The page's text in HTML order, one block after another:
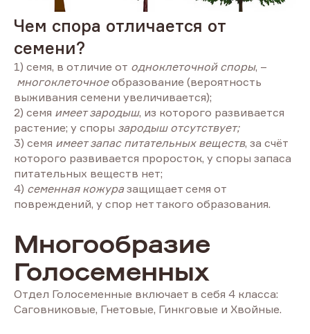
Чем спора отличается от
семени?
1) семя, в отличие от одноклеточной споры, –
многоклеточноеобразование (вероятность
выживания семени увеличивается);
2) семя имеет зародыш, из которого развивается
растение; у споры зародыш отсутствует;
3) семя имеет запас питательных веществ, за счёт
которого развивается проросток, у споры запаса
питательных веществ нет;
4) семенная кожуразащищает семя от
повреждений, у спор нет такого образования.
Многообразие
Голосеменных
Отдел Голосеменные включает в себя 4 класса:
Саговниковые, Гнетовые, Гинкговые и Хвойные.